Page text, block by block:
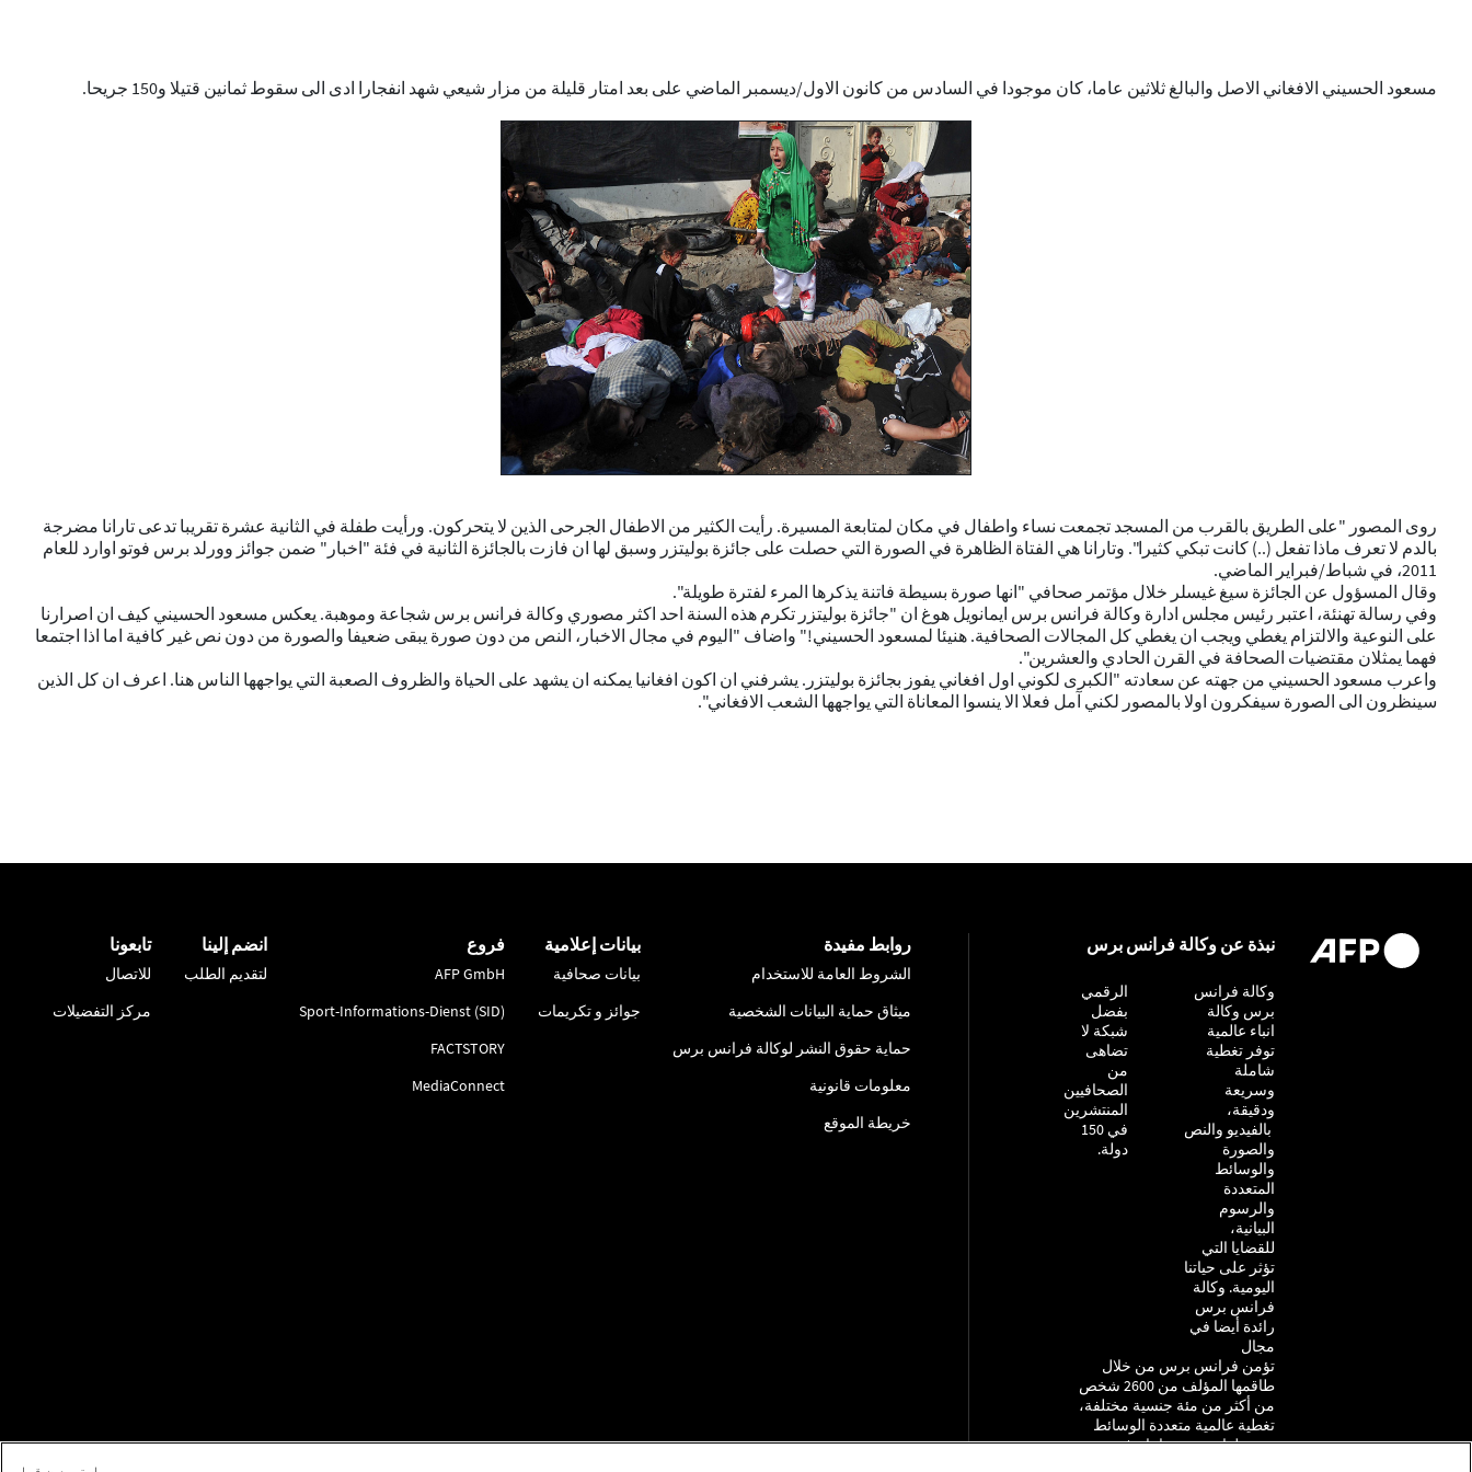
مسعود الحسيني الافغاني الاصل والبالغ ثلاثين عاما، كان موجودا في السادس من كانون الاول/ديسمبر الماضي على بعد امتار قليلة من مزار شيعي شهد انفجارا ادى الى سقوط ثمانين قتيلا و150 جريحا.
روى المصور "على الطريق بالقرب من المسجد تجمعت نساء واطفال في مكان لمتابعة المسيرة. رأيت الكثير من الاطفال الجرحى الذين لا يتحركون. ورأيت طفلة في الثانية عشرة تقريبا تدعى تارانا مضرجة
بالدم لا تعرف ماذا تفعل (..) كانت تبكي كثيرا". وتارانا هي الفتاة الظاهرة في الصورة التي حصلت على جائزة بوليتزر وسبق لها ان فازت بالجائزة الثانية في فئة "اخبار" ضمن جوائز وورلد برس فوتو اوارد للعام
2011، في شباط/فبراير الماضي.
وقال المسؤول عن الجائزة سيغ غيسلر خلال مؤتمر صحافي "انها صورة بسيطة فاتنة يذكرها المرء لفترة طويلة".
وفي رسالة تهنئة، اعتبر رئيس مجلس ادارة وكالة فرانس برس ايمانويل هوغ ان "جائزة بوليتزر تكرم هذه السنة احد اكثر مصوري وكالة فرانس برس شجاعة وموهبة. يعكس مسعود الحسيني كيف ان اصرارنا
على النوعية والالتزام يغطي ويجب ان يغطي كل المجالات الصحافية. هنيئا لمسعود الحسيني!" واضاف "اليوم في مجال الاخبار، النص من دون صورة يبقى ضعيفا والصورة من دون نص غير كافية اما اذا اجتمعا
فهما يمثلان مقتضيات الصحافة في القرن الحادي والعشرين".
واعرب مسعود الحسيني من جهته عن سعادته "الكبرى لكوني اول افغاني يفوز بجائزة بوليتزر. يشرفني ان اكون افغانيا يمكنه ان يشهد على الحياة والظروف الصعبة التي يواجهها الناس هنا. اعرف ان كل الذين
سينظرون الى الصورة سيفكرون اولا بالمصور لكني آمل فعلا الا ينسوا المعاناة التي يواجهها الشعب الافغاني".
نبذة عن وكالة فرانس برس
وكالة فرانس
برس وكالة
انباء عالمية
توفر تغطية
شاملة
وسريعة
ودقيقة،
بالفيديو والنص
والصورة
والوسائط
المتعددة
والرسوم
البيانية،
للقضايا التي
تؤثر على حياتنا
اليومية. وكالة
فرانس برس
رائدة أيضا في
مجال
الرقمي
بفضل
شبكة لا
تضاهى
من
الصحافيين
المنتشرين
في 150
دولة.
تؤمن فرانس برس من خلال
طاقمها المؤلف من 2600 شخص
من أكثر من مئة جنسية مختلفة،
تغطية عالمية متعددة الوسائط
بست لغات بنوعية انتاج فريدة،
روابط مفيدة
الشروط العامة للاستخدام
ميثاق حماية البيانات الشخصية
حماية حقوق النشر لوكالة فرانس برس
معلومات قانونية
خريطة الموقع
بيانات إعلامية
بيانات صحافية
جوائز و تكريمات
فروع
AFP GmbH
Sport-Informations-Dienst (SID)
FACTSTORY
MediaConnect
انضم إلينا
لتقديم الطلب
تابعونا
للاتصال
مركز التفضيلات